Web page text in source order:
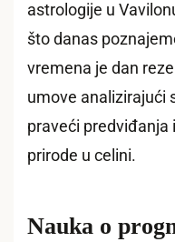
astrologije u
što danas
vremena je dan
umove analizirajući
praveći predviđanja
prirode u celini.
Nauka o